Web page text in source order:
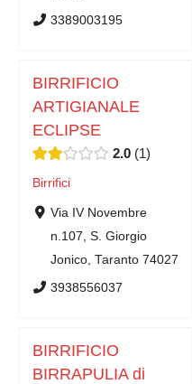
3389003195
BIRRIFICIO
ARTIGIANALE
ECLIPSE
2.0 1
Birrifici
Via IV Novembre
n.107, S. Giorgio
Jonico, Taranto 74027
3938556037
BIRRIFICIO
BIRRAPULIA di